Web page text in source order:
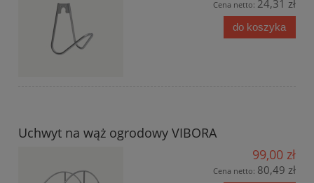
Cena netto: 24,31 zł
do koszyka
Uchwyt na wąż ogrodowy VIBORA
99,00 zł
Cena netto: 80,49 zł